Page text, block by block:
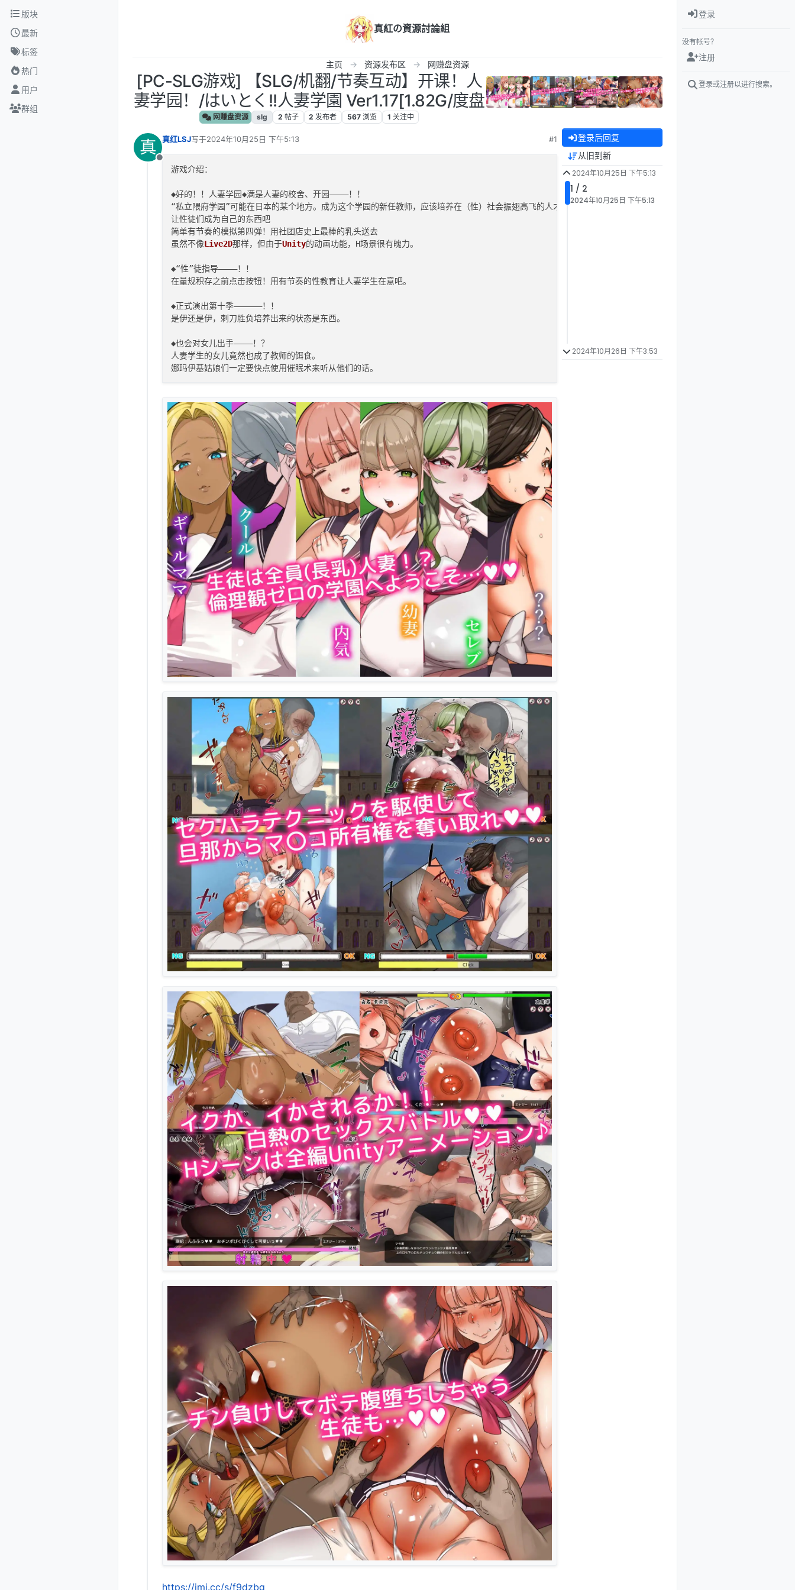
跳转至内容
版块
最新
标签
热门
用户
群组
真紅の資源討論組
主页 资源发布区 网赚盘资源
[PC-SLG游戏] 【SLG/机翻/节奏互动】开课！人
妻学园！/はいとく!!人妻学園 Ver1.17[1.82G/度盘
网赚盘资源 slg 2 帖子 2 发布者 567 浏览 1 关注中
真
离线
真红LSJ写于2024年10月25日 下午5:13
最后由 编辑
#1
游戏介绍：
◆好的！！人妻学园◆满是人妻的校舍、开园————！！
“私立隈府学园”可能在日本的某个地方。成为这个学园的新任教师，应该培养在（性）社会振翅高飞的人才
让性徒们成为自己的东西吧
简单有节奏的模拟第四弹！用社团店史上最棒的乳头送去
虽然不像Live2D那样，但由于Unity的动画功能，H场景很有魄力。
◆“性”徒指导————！！
在量规积存之前点击按钮！用有节奏的性教育让人妻学生在意吧。
◆正式演出第十季——————！！
是伊还是伊，刺刀胜负培养出来的状态是东西。
◆也会对女儿出手————！？
人妻学生的女儿竟然也成了教师的饵食。
娜玛伊基姑娘们一定要快点使用催眠术来听从他们的话。
为了留下残酷的〇x战斗，每天的锻炼
https://jmj.cc/s/f9dzbg
登录后回复
从旧到新
2024年10月25日 下午5:13
1 / 2
2024年10月25日 下午5:13
2024年10月26日 下午3:53
登录
没有帐号？
注册
登录或注册以进行搜索。